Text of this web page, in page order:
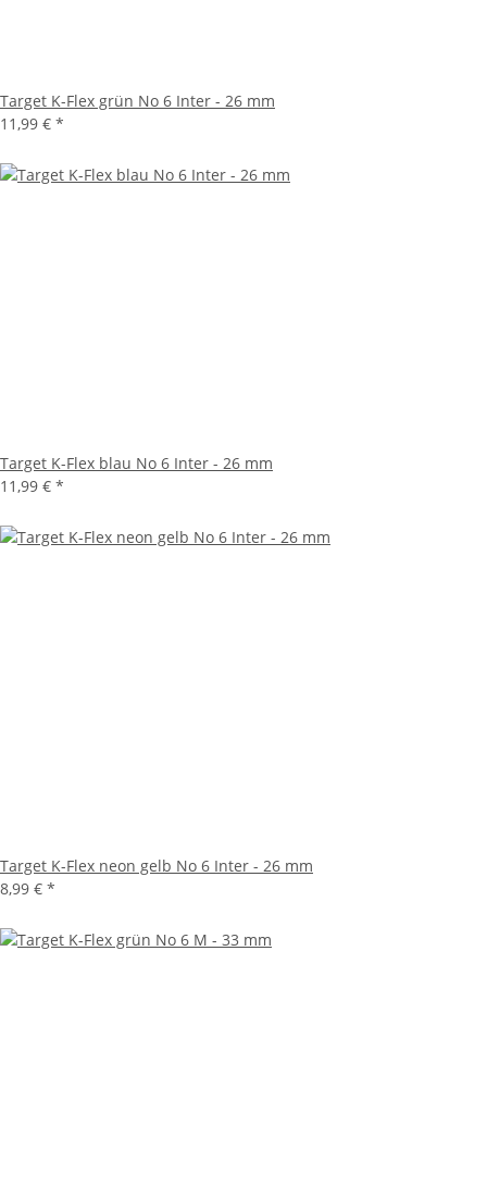
Target K-Flex grün No 6 Inter - 26 mm
11,99 € *
Target K-Flex blau No 6 Inter - 26 mm
11,99 € *
Target K-Flex neon gelb No 6 Inter - 26 mm
8,99 € *